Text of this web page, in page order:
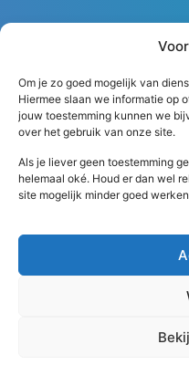
Om je zo goed mogelijk van
Hiermee slaan we informatie op
jouw toestemming kunnen we
over het gebruik van onze site.
Als je liever geen toestemming
helemaal oké. Houd er dan wel
site mogelijk minder goed
Algemene voorwaarden
Copyright 2026 Peutz